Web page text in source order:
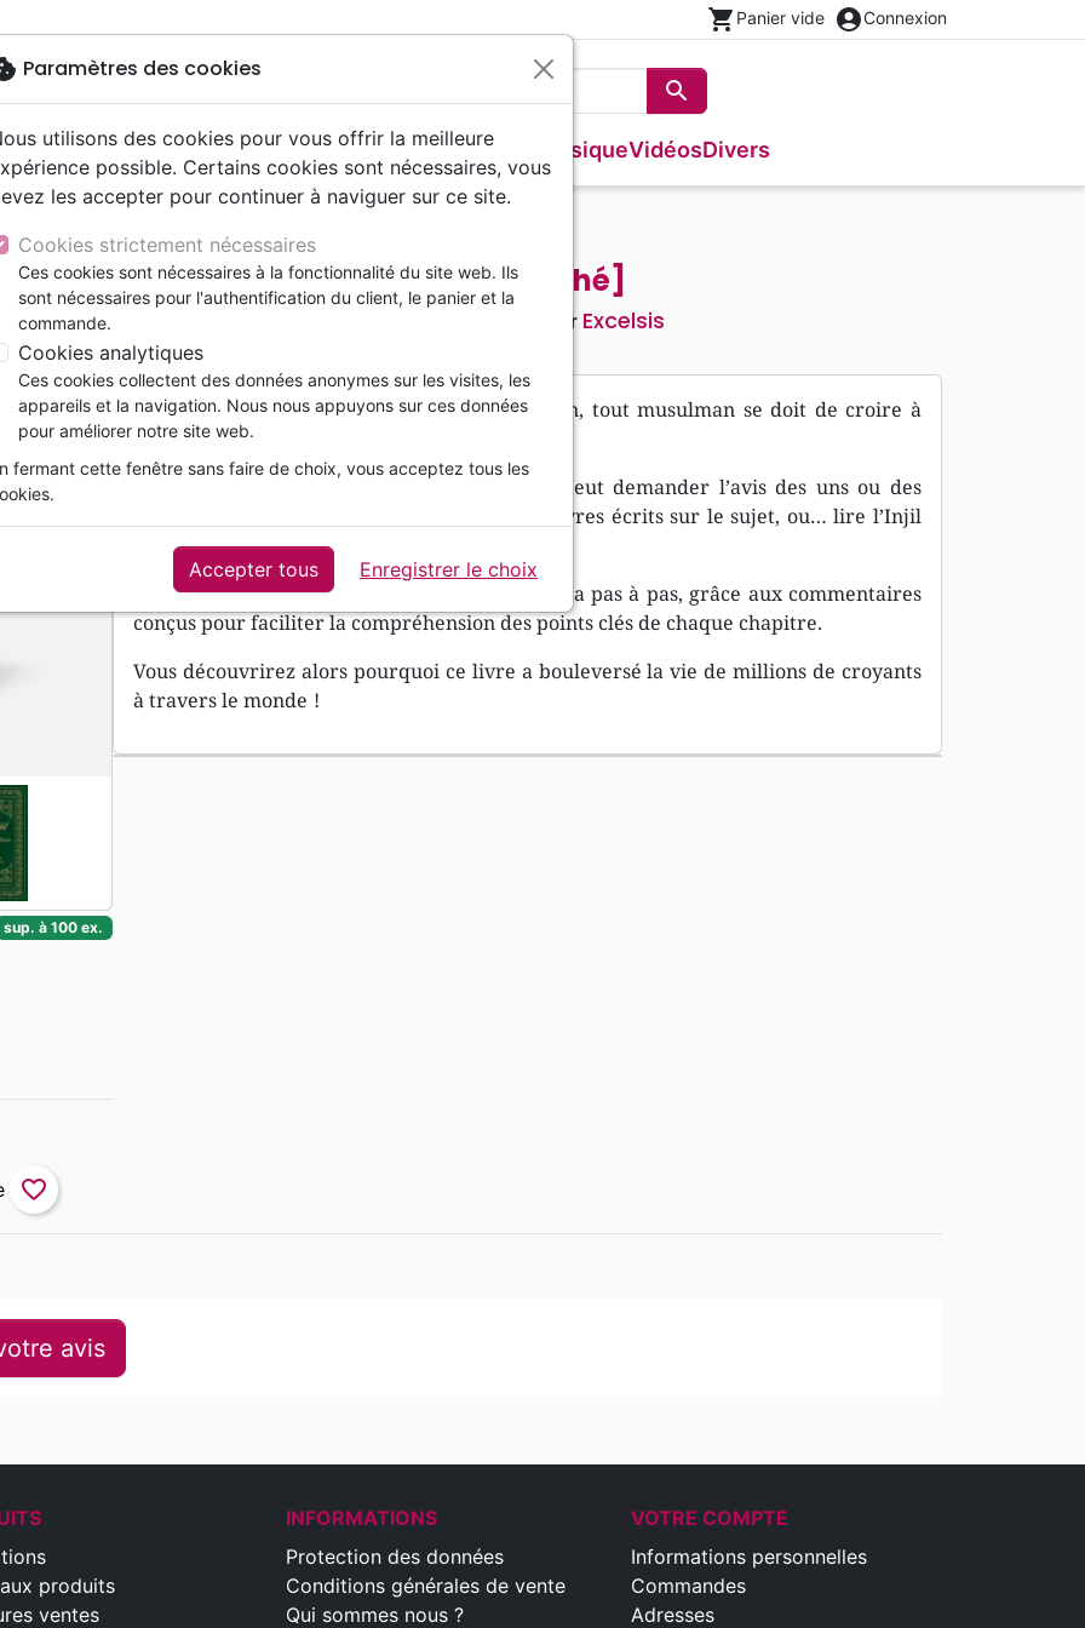
shopping_cart Panier vide account_circleConnexion
search
Rechercher
NouveautésBibles
Testaments
Etude biblique
Segond 21
Segond
NEG
Livres
Bandes dessinées
Famille, couple
Souffrance, Relation d'aide
Santé
eBooks
Couple
Découverte de la foi
Méditations
Souffrance, Relation d'aide
Psychologie
Divers
Jeunesse
ans
Adolescents, jeunes
Bibles jeunesse
Musique
Latino, Folk
Soul
Rap, Hip-hop
Instrumental
Louange, Adoration
Hardrock, Métal
Vidéos
animés
conférences
Films, fiction
Documentaires, reportages
Divers
Jeux
Accessoires de Bible
Papeterie
Messie (L') Broché]
Injil de Jésus le Messie (L') Broché]
Editeur Excelsis
Description
Conformément aux commandements du Coran, tout musulman se doit de croire à
l’Injil (Évangile).
Mais comment connaître son message ? On peut demander l’avis des uns ou des
autres, tenter de choisir l’un des nombreux livres écrits sur le sujet, ou… lire l’Injil
lui-même !
Cette édition en français moderne vous guidera pas à pas, grâce aux commentaires
conçus pour faciliter la compréhension des points clés de chaque chapitre.
Vous découvrirez alors pourquoi ce livre a bouleversé la vie de millions de croyants
à travers le monde !
sup. à 100 ex.
favorite_border
avis
produits
ventes
INFORMATIONS
Protection des données
Conditions générales de vente
Qui sommes nous ?
VOTRE COMPTE
Informations personnelles
Commandes
Adresses
Paramètres des cookies
utilisons des cookies pour vous offrir la meilleure
possible. Certains cookies sont nécessaires, vous
les accepter pour continuer à naviguer sur ce site.
Cookies strictement nécessaires
Ces cookies sont nécessaires à la fonctionnalité du site web. Ils
sont nécessaires pour l'authentification du client, le panier et la
commande.
Cookies analytiques
Ces cookies collectent des données anonymes sur les visites, les
appareils et la navigation. Nous nous appuyons sur ces données
pour améliorer notre site web.
fermant cette fenêtre sans faire de choix, vous acceptez tous les
Accepter tous Enregistrer le choix